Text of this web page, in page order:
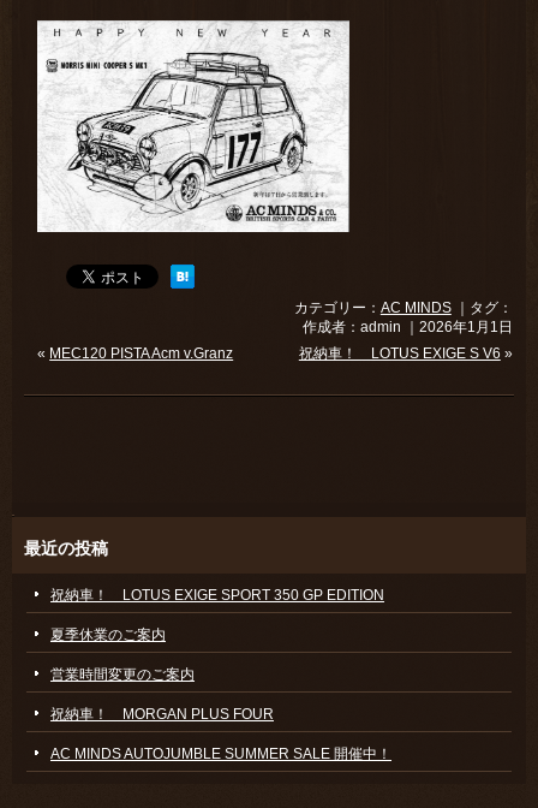
カテゴリー： AC MINDS｜タグ：
作成者：admin ｜2026年1月1日
« MEC120 PISTA Acm v.Granz 祝納車！ LOTUS EXIGE S V6 »
最近の投稿
祝納車！ LOTUS EXIGE SPORT 350 GP EDITION
夏季休業のご案内
営業時間変更のご案内
祝納車！ MORGAN PLUS FOUR
AC MINDS AUTOJUMBLE SUMMER SALE 開催中！